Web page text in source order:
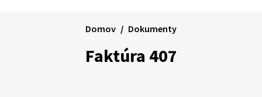
Faktúra 407
Domov Dokumenty